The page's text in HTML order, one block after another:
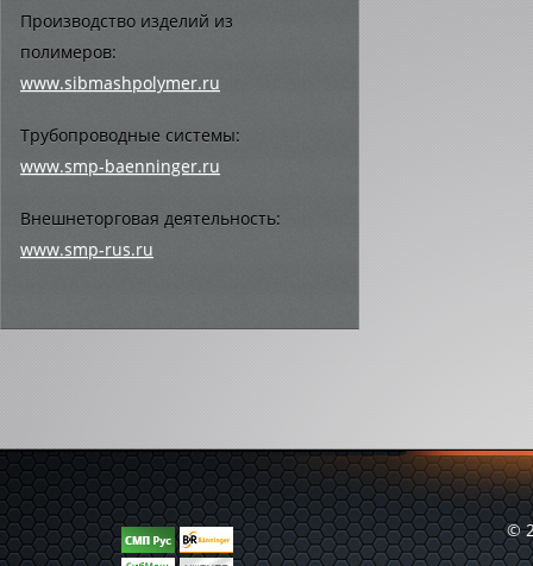
Производство изделий из
полимеров:
www.sibmashpolymer.ru
Трубопроводные системы:
www.smp-baenninger.ru
Внешнеторговая деятельность:
www.smp-rus.ru
©